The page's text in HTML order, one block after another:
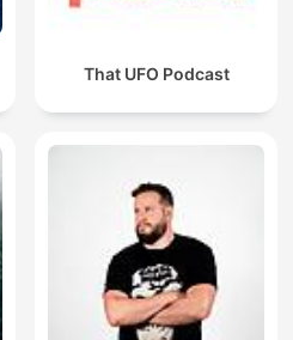
That UFO Podcast